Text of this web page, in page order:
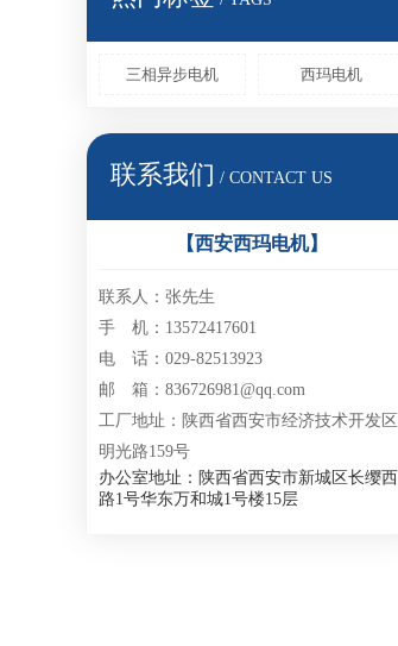
三相异步电机 西玛电机
联系我们 / CONTACT US
【西安西玛电机】
联系人：张先生
手 机：13572417601
电 话：029-82513923
邮 箱：836726981@qq.com
工厂地址：陕西省西安市经济技术开发区
明光路159号
办公室地址：陕西省西安市新城区长缨西
路1号华东万和城1号楼15层